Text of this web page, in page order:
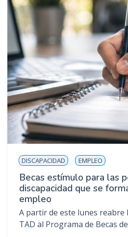
DISCAPACIDAD EMPLEO
Becas estímulo para las
discapacidad que se
empleo
A partir de este lunes reabre
TAD al Programa de Becas